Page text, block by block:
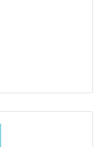
人天主教臺南市